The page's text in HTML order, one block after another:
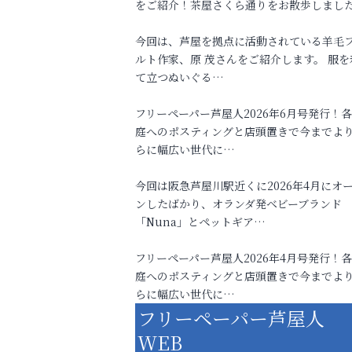
をご紹介！茶屋さくら通りをお散歩しまし
今回は、芦屋を拠点に活動されている羊毛
ルト作家、原 茂さんをご紹介します。 服を
て立つぬいぐる…
フリーペーパー芦屋人2026年6月号発行！
庭へのポスティングと店頭置きで今までよ
らに幅広い世代に…
今回は阪急芦屋川駅近くに2026年4月にオ
ンしたばかり、オランダ発ベビーブランド
「Nuna」とペットギア…
フリーペーパー芦屋人2026年4月号発行！
庭へのポスティングと店頭置きで今までよ
らに幅広い世代に…
フリーペーパー芦屋人
WEB